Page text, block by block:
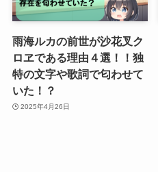
雨海ルカの前世が沙花叉ク
ロヱである理由４選！！独
特の文字や歌詞で匂わせて
いた！？
2025年4月26日